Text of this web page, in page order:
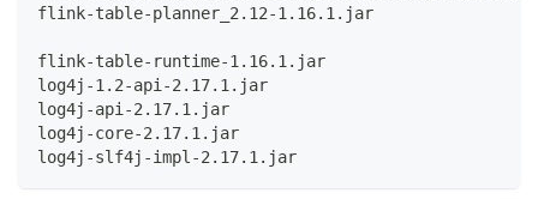
flink-table-planner_2.12-1.16.1.jar
flink-table-runtime-1.16.1.jar
log4j-1.2-api-2.17.1.jar
log4j-api-2.17.1.jar
log4j-core-2.17.1.jar
log4j-slf4j-impl-2.17.1.jar